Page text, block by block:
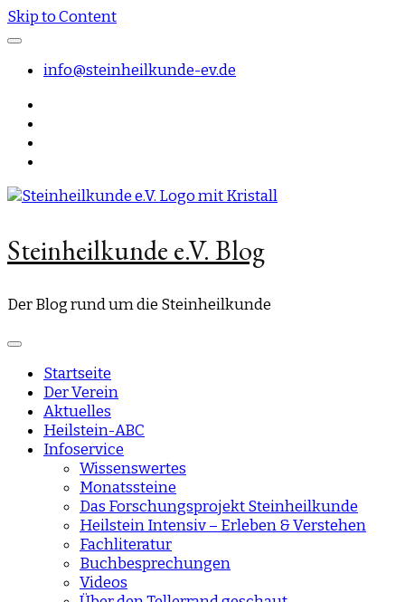
Skip to Content
info@steinheilkunde-ev.de
Steinheilkunde e.V. Blog
Der Blog rund um die Steinheilkunde
Startseite
Der Verein
Aktuelles
Heilstein-ABC
Infoservice
Wissenswertes
Monatssteine
Das Forschungsprojekt Steinheilkunde
Heilstein Intensiv – Erleben & Verstehen
Fachliteratur
Buchbesprechungen
Videos